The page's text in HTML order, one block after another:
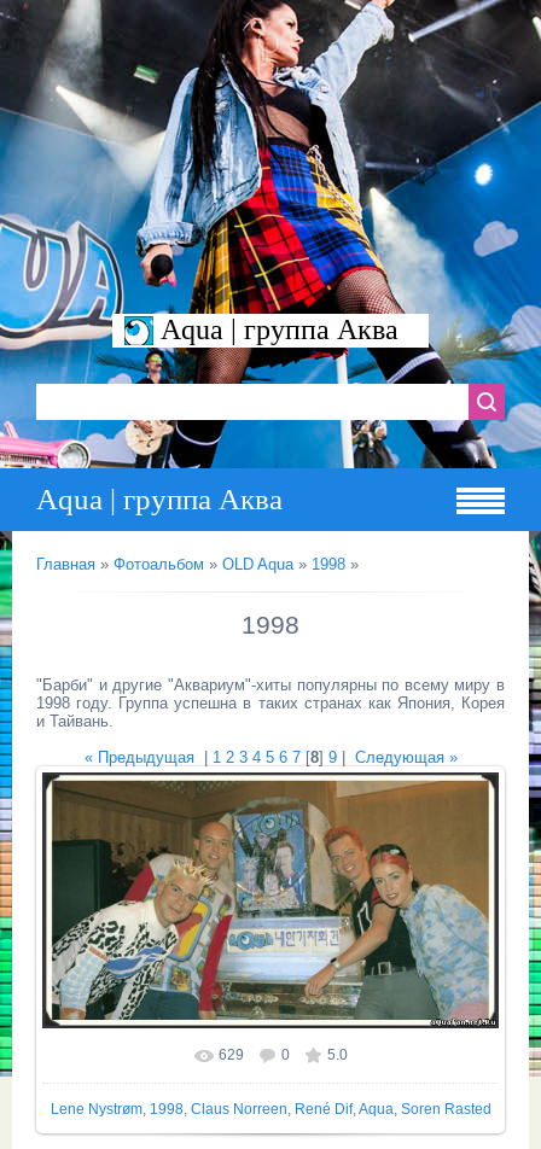
Aqua | группа Аква
Aqua | группа Аква
Главная » Фотоальбом » OLD Aqua» 1998 »
1998
"Барби" и другие "Аквариум"-хиты популярны по всему миру в
1998 году. Группа успешна в таких странах как Япония, Корея
и Тайвань.
« Предыдущая| 1 2 3 4 5 6 7[8] 9| Следующая »
Размер фотографии: 731x411
629 0 5.0
Lene Nystrøm, 1998, Claus Norreen, René Dif,Aqua, Soren Rasted